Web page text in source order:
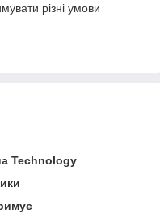
різні умови
Technology